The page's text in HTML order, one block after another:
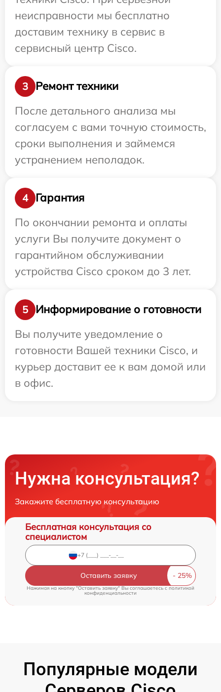
неисправности мы бесплатно
доставим технику в сервис в
сервисный центр Cisco.
3
Ремонт техники
После детального анализа мы
согласуем с вами точную стоимость,
сроки выполнения и займемся
устранением неполадок.
4
Гарантия
По окончании ремонта и оплаты
услуги Вы получите документ о
гарантийном обслуживании
устройства Cisco сроком до 3 лет.
5
Информирование о готовности
Вы получите уведомление о
готовности Вашей техники Cisco, и
курьер доставит ее к вам домой или
в офис.
Нужна консультация?
Закажите бесплатную консультацию
Бесплатная консультация со
специалистом
Оставить заявку
Нажимая на кнопку "Оставить заявку" Вы соглашаетесь cполитикой
конфиденциальности
Популярные модели